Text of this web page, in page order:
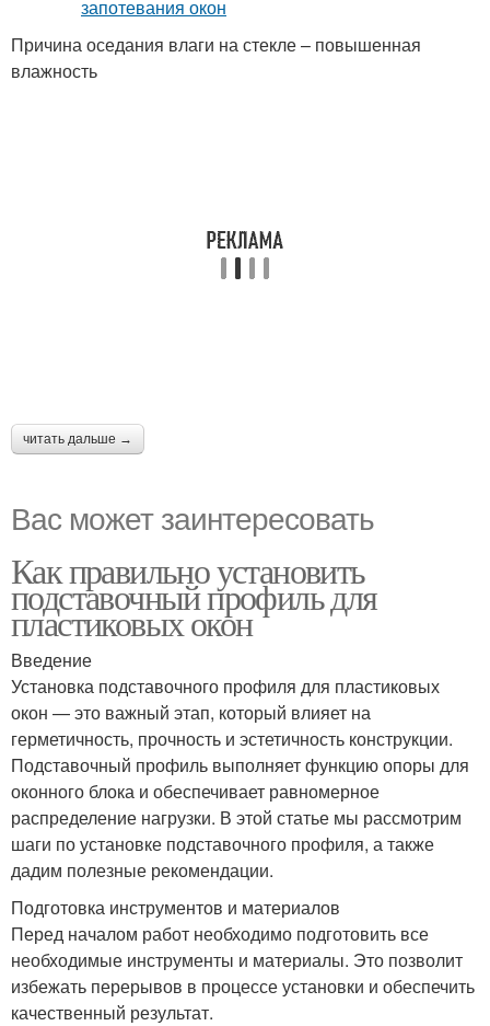
Причина оседания влаги на стекле – повышенная
влажность
читать дальше →
Вас может заинтересовать
Как правильно установить
подставочный профиль для
пластиковых окон
Введение
Установка подставочного профиля для пластиковых
окон — это важный этап, который влияет на
герметичность, прочность и эстетичность конструкции.
Подставочный профиль выполняет функцию опоры для
оконного блока и обеспечивает равномерное
распределение нагрузки. В этой статье мы рассмотрим
шаги по установке подставочного профиля, а также
дадим полезные рекомендации.
Подготовка инструментов и материалов
Перед началом работ необходимо подготовить все
необходимые инструменты и материалы. Это позволит
избежать перерывов в процессе установки и обеспечить
качественный результат.